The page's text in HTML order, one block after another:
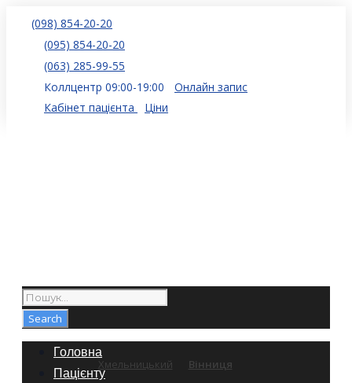
(098) 854-20-20
(095) 854-20-20
(063) 285-99-55
Коллцентр 09:00-19:00
Онлайн запис
Кабінет пацієнта
Ціни
Хмельницький Вінниця
Головна
Пацієнту